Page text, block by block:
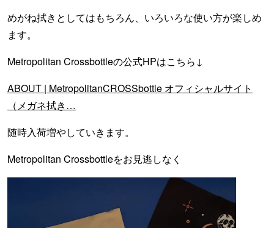
めがね拭きとしてはもちろん、いろいろな使い方が楽しめ
ます。
Metropolitan Crossbottleの公式HPはこちら↓
ABOUT | MetropolitanCROSSbottle オフィシャルサイト
（メガネ拭き…
随時入荷増やしていきます。
Metropolitan Crossbottleをお見逃しなく